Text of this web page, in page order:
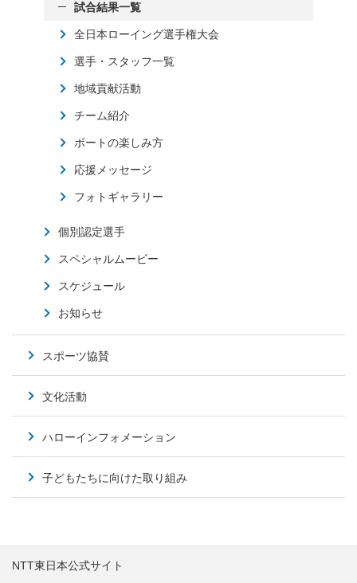
試合結果一覧
全日本ローイング選手権大会
選手・スタッフ一覧
地域貢献活動
チーム紹介
ボートの楽しみ方
応援メッセージ
フォトギャラリー
個別認定選手
スペシャルムービー
スケジュール
お知らせ
スポーツ協賛
文化活動
ハローインフォメーション
子どもたちに向けた取り組み
NTT東日本公式サイト